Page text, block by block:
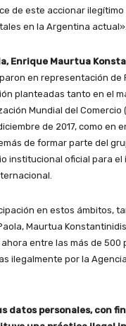
de este accionar ilegítimo
en la Argentina actual».
Enrique Maurtua
en representación de
planteadas tanto en el
Mundial del Comercio
de 2017, como en
de formar parte del
institucional oficial para
en estos ámbitos,
Maurtua
entre las más de 500
ilegalmente por la
datos personales, con